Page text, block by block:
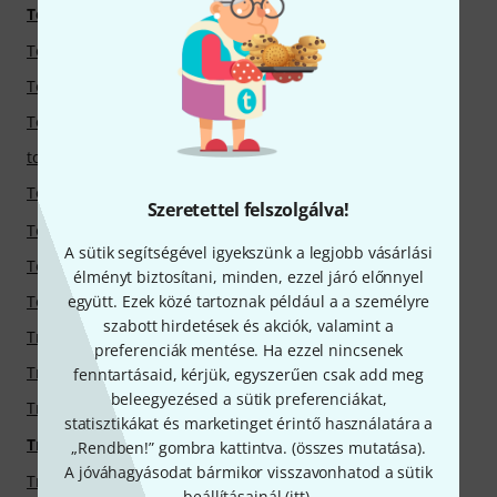
Szeretettel felszolgálva!
A sütik segítségével igyekszünk a legjobb vásárlási
élményt biztosítani, minden, ezzel járó előnnyel
együtt. Ezek közé tartoznak például a a személyre
szabott hirdetések és akciók, valamint a
preferenciák mentése. Ha ezzel nincsenek
fenntartásaid, kérjük, egyszerűen csak add meg
beleegyezésed a sütik preferenciákat,
statisztikákat és marketinget érintő használatára a
„Rendben!” gombra kattintva. (összes mutatása).
A jóváhagyásodat bármikor visszavonhatod a sütik
Tom Crown
Ton Kooiman
Tone City
Tone King
Tone Vise
Tone2
Tonelux
TonePros
tonestro
TonGenau
Tools 4 Winds
Topstar
Torpedo
Torso Electronics
TouellSkouarn
TP-Link
Trace Elliot
Tractel
TrainYourEars
Traps
Traumzeit Verlag
Traveler Guitar
Triad-Orbit
Trick Drums
Trident Audio
TritonAudio